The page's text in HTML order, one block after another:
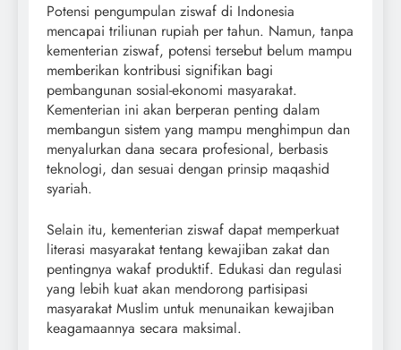
Potensi pengumpulan ziswaf di Indonesia
mencapai triliunan rupiah per tahun. Namun, tanpa
kementerian ziswaf, potensi tersebut belum mampu
memberikan kontribusi signifikan bagi
pembangunan sosial-ekonomi masyarakat.
Kementerian ini akan berperan penting dalam
membangun sistem yang mampu menghimpun dan
menyalurkan dana secara profesional, berbasis
teknologi, dan sesuai dengan prinsip maqashid
syariah.
Selain itu, kementerian ziswaf dapat memperkuat
literasi masyarakat tentang kewajiban zakat dan
pentingnya wakaf produktif. Edukasi dan regulasi
yang lebih kuat akan mendorong partisipasi
masyarakat Muslim untuk menunaikan kewajiban
keagamaannya secara maksimal.